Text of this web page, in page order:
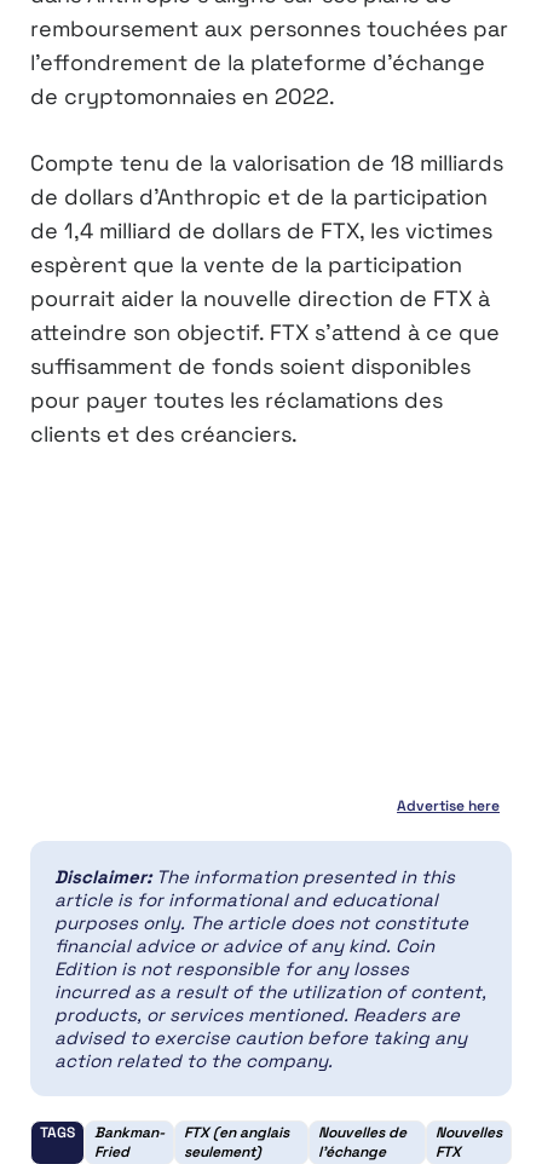
remboursement aux personnes touchées par
l’effondrement de la plateforme d’échange
de cryptomonnaies en 2022.
Compte tenu de la valorisation de 18 milliards
de dollars d’Anthropic et de la participation
de 1,4 milliard de dollars de FTX, les victimes
espèrent que la vente de la participation
pourrait aider la nouvelle direction de FTX à
atteindre son objectif. FTX s’attend à ce que
suffisamment de fonds soient disponibles
pour payer toutes les réclamations des
clients et des créanciers.
Advertise here
Disclaimer: The information presented in this
article is for informational and educational
purposes only. The article does not constitute
financial advice or advice of any kind. Coin
Edition is not responsible for any losses
incurred as a result of the utilization of content,
products, or services mentioned. Readers are
advised to exercise caution before taking any
action related to the company.
TAGS
Bankman-
Fried
FTX (en anglais
seulement)
Nouvelles de
l'échange
Nouvelles
FTX